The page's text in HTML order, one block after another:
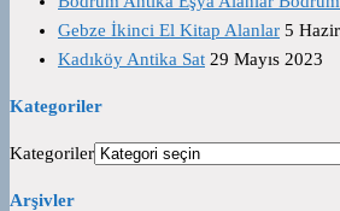
Gebze İkinci El Kitap Alanlar 5
Kadıköy Antika Sat 29 Mayıs 2023
Kategoriler
Kategoriler
Arşivler